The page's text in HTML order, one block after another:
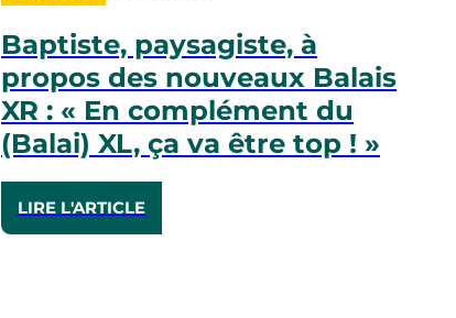
Baptiste, paysagiste, à
propos des nouveaux Balais
XR : « En complément du
(Balai) XL, ça va être top ! »
LIRE L'ARTICLE